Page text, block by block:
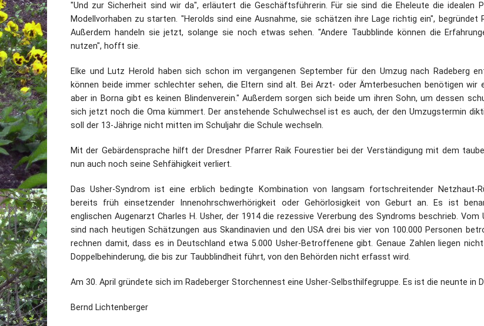
"Und zur Sicherheit sind wir da", erläutert die Geschäftsführerin. Für sie sind die Eheleute die idealen
Modellvorhaben zu starten. "Herolds sind eine Ausnahme, sie schätzen ihre Lage richtig ein", begründet
Außerdem handeln sie jetzt, solange sie noch etwas sehen. "Andere Taubblinde können die
nutzen", hofft sie.
Elke und Lutz Herold haben sich schon im vergangenen September für den Umzug nach Radeberg
können beide immer schlechter sehen, die Eltern sind alt. Bei Arzt- oder Ämterbesuchen benötigen wir
aber in Borna gibt es keinen Blindenverein." Außerdem sorgen sich beide um ihren Sohn, um dessen
sich jetzt noch die Oma kümmert. Der anstehende Schulwechsel ist es auch, der den Umzugstermin
soll der 13-Jährige nicht mitten im Schuljahr die Schule wechseln.
Mit der Gebärdensprache hilft der Dresdner Pfarrer Raik Fourestier bei der Verständigung mit dem
nun auch noch seine Sehfähigkeit verliert.
Das Usher-Syndrom ist eine erblich bedingte Kombination von langsam fortschreitender Netzhaut-
bereits früh einsetzender Innenohrschwerhörigkeit oder Gehörlosigkeit von Geburt an. Es ist
englischen Augenarzt Charles H. Usher, der 1914 die rezessive Vererbung des Syndroms beschrieb. Vom
sind nach heutigen Schätzungen aus Skandinavien und den USA drei bis vier von 100.000 Personen
rechnen damit, dass es in Deutschland etwa 5.000 Usher-Betroffenene gibt. Genaue Zahlen liegen
Doppelbehinderung, die bis zur Taubblindheit führt, von den Behörden nicht erfasst wird.
Am 30. April gründete sich im Radeberger Storchennest eine Usher-Selbsthilfegruppe. Es ist die neunte in
Bernd Lichtenberger